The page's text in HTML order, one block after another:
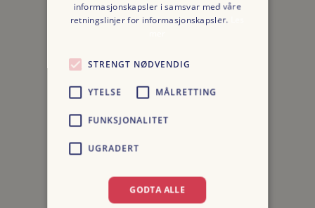
PERSONVERN
LOGG INN BEDRIFT
FORHANDLERLISTE
informasjonskapsler i samsvar med våre
retningslinjer for informasjonskapsler.
STRENGT NØDVENDIG
YTELSE MÅLRETTING
FUNKSJONALITET
UGRADERT
GODTA ALLE